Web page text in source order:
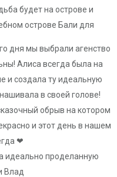
будет на острове и
острове Бали для
дня мы выбрали агенство
Алиса всегда была на
и создала ту идеальную
в своей голове!
обрыв на котором
и этот день в нашем
❤
идеально проделанную
Влад